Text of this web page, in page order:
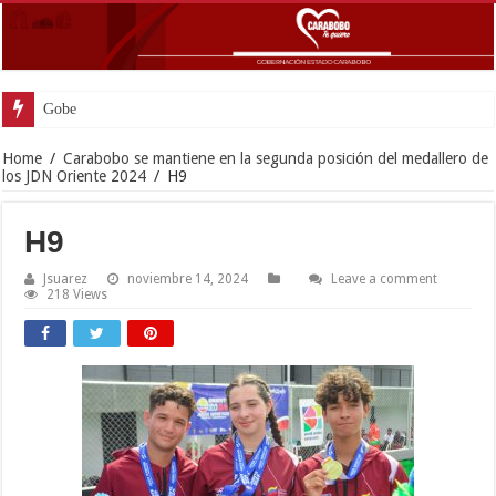
Gobernador Lacava an
Home / Carabobo se mantiene en la segunda posición del medallero de
los JDN Oriente 2024 / H9
H9
Jsuarez noviembre 14, 2024
Leave a comment
218 Views